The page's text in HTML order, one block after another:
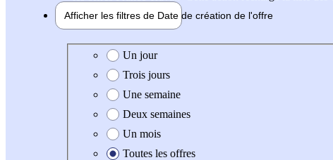
Afficher les filtres de Date de création de l'offre
Date de création de l'offre
Un jour
Trois jours
Une semaine
Deux semaines
Un mois
Toutes les offres